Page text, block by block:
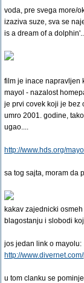
voda, pre svega more/
izaziva suze, sva se
is a dream of a
film je inace napravljen
mayol - nazalost
je prvi covek koji je bez
umro 2001. godine,
ugao....
http://www.hds.org/
sa tog sajta, moram da
kakav zajednicki
blagostanju i slobodi
jos jedan link o mayolu:
http://
u tom clanku se